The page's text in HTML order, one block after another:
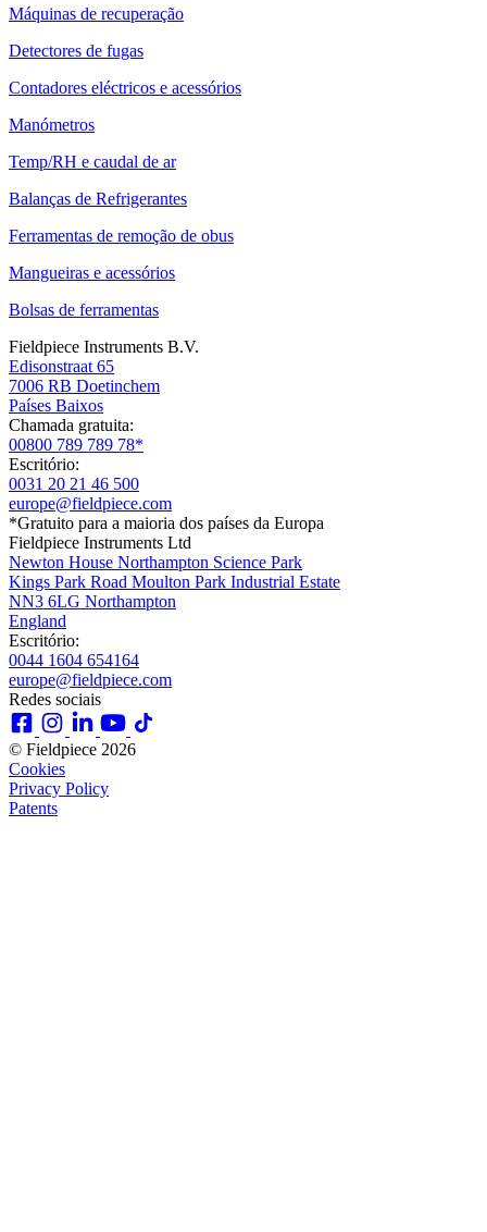
Máquinas de recuperação
Detectores de fugas
Contadores eléctricos e acessórios
Manómetros
Temp/RH e caudal de ar
Balanças de Refrigerantes
Ferramentas de remoção de obus
Mangueiras e acessórios
Bolsas de ferramentas
Fieldpiece Instruments B.V.
Edisonstraat 65
7006 RB Doetinchem
Países Baixos
Chamada gratuita:
00800 789 789 78*
Escritório:
0031 20 21 46 500
europe@fieldpiece.com
*Gratuito para a maioria dos países da Europa
Fieldpiece Instruments Ltd
Newton House Northampton Science Park
Kings Park Road Moulton Park Industrial Estate
NN3 6LG Northampton
England
Escritório:
0044 1604 654164
europe@fieldpiece.com
Redes sociais
© Fieldpiece 2026
Cookies
Privacy Policy
Patents